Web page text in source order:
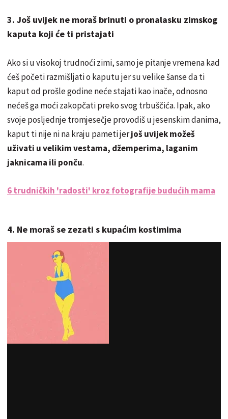
3. Još uvijek ne moraš brinuti o pronalasku zimskog
kaputa koji će ti pristajati
Ako si u visokoj trudnoći zimi, samo je pitanje vremena kad
ćeš početi razmišljati o kaputu jer su velike šanse da ti
kaput od prošle godine neće stajati kao inače, odnosno
nećeš ga moći zakopčati preko svog trbuščića. Ipak, ako
svoje posljednje tromjesečje provodiš u jesenskim danima,
kaput ti nije ni na kraju pameti jerjoš uvijek možeš
uživati u velikim vestama, džemperima, laganim
jaknicama ili ponču.
6 trudničkih 'radosti' kroz fotografije budućih mama
4. Ne moraš se zezati s kupaćim kostimima